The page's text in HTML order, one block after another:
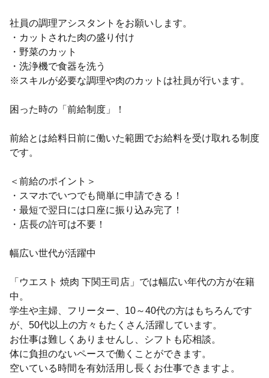
社員の調理アシスタントをお願いします。
・カットされた肉の盛り付け
・野菜のカット
・洗浄機で食器を洗う
※スキルが必要な調理や肉のカットは社員が行います。
困った時の「前給制度」！
前給とは給料日前に働いた範囲でお給料を受け取れる制度
です。
＜前給のポイント＞
・スマホでいつでも簡単に申請できる！
・最短で翌日には口座に振り込み完了！
・店長の許可は不要！
幅広い世代が活躍中
「ウエスト 焼肉 下関王司店」では幅広い年代の方が在籍
中。
学生や主婦、フリーター、10～40代の方はもちろんです
が、50代以上の方々もたくさん活躍しています。
お仕事は難しくありませんし、シフトも応相談。
体に負担のないペースで働くことができます。
空いている時間を有効活用し長くお仕事できますよ。